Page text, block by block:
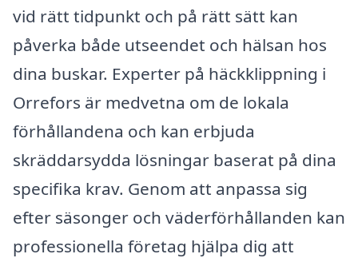
vid rätt tidpunkt och på rätt sätt kan
påverka både utseendet och hälsan hos
dina buskar. Experter på häckklippning i
Orrefors är medvetna om de lokala
förhållandena och kan erbjuda
skräddarsydda lösningar baserat på dina
specifika krav. Genom att anpassa sig
efter säsonger och väderförhållanden kan
professionella företag hjälpa dig att